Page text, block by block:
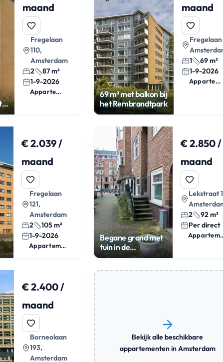
maand
Fregelaan
110,
Amsterdam
2
87 m²
1-9-2026
Appartement
69 m² met balkon bij
het Rembrandtpark
maand
Fregelaan
1
69 m²
1-9-2026
Appartement
€ 2.039 /
maand
Fregelaan
121,
Amsterdam
2
105 m²
1-9-2026
Appartement
Begane grond met
tuin in de
Rivierenbuurt
€ 2.850 /
maand
Lekstraat
2
92 m²
Per direct
€ 2.400 /
maand
Borneolaan
193,
Amsterdam
Bekijk alle beschikbare
appartementen in Amsterdam